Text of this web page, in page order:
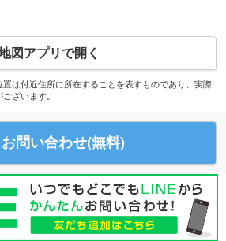
図アプリで開く
は付近住所に所在することを表すものであり、実際
ざいます。
お問い合わせ(無料)